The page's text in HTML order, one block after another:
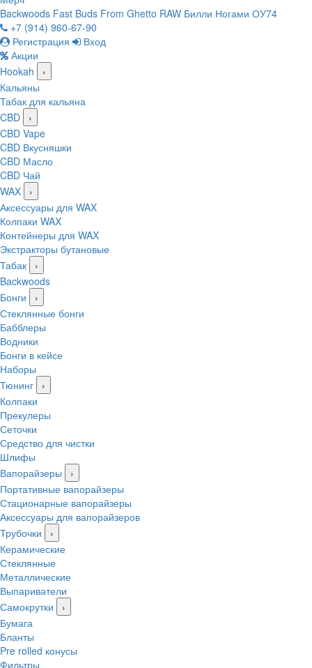
Backwoods Fast Buds From Ghetto RAW Билли Ногами ОУ74
+7 (914) 960-67-90
Регистрация
Вход
Акции
Hookah
›
Кальяны
Табак для кальяна
CBD
›
CBD Vape
CBD Вкусняшки
CBD Масло
CBD Чай
WAX
›
Аксессуары для WAX
Колпаки WAX
Контейнеры для WAX
Экстракторы бутановые
Табак
›
Backwoods
Бонги
›
Стеклянные бонги
Бабблеры
Водники
Бонги в кейсе
Наборы
Тюнинг
›
Колпаки
Прекулеры
Сеточки
Средство для чистки
Шлифы
Вапорайзеры
›
Портативные вапорайзеры
Стационарные вапорайзеры
Аксессуары для вапорайзеров
Трубочки
›
Керамические
Стеклянные
Металлические
Выпариватели
Самокрутки
›
Бумага
Бланты
Pre rolled конусы
Фильтры